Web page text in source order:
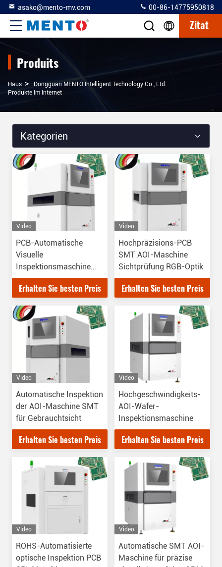
asako@mento-mv.com 00-86-14775950818
Zitat
Produits
Haus >
Dongguan MENTO Intelligent Technology Co., Ltd.
Produkte Im Internet
Kategorien
Video
PCB-Automatische
Visuelle
Inspektionsmaschine
SMD AOI für CHIP-
Komponente
Erhalten Sie besten Preis
Video
Hochpräzisions-PCB
SMT AOI-Maschine
Sichtprüfung RGB-Optik
Erhalten Sie besten Preis
Video
Automatische Inspektion
der AOI-Maschine SMT
für Gebrauchtsicht
Erhalten Sie besten Preis
Video
Hochgeschwindigkeits-
AOI-Wafer-
Inspektionsmaschine
Erhalten Sie besten Preis
Video
ROHS-Automatisierte
optische Inspektion PCB
Video
Automatische SMT AOI-
Maschine für präzise